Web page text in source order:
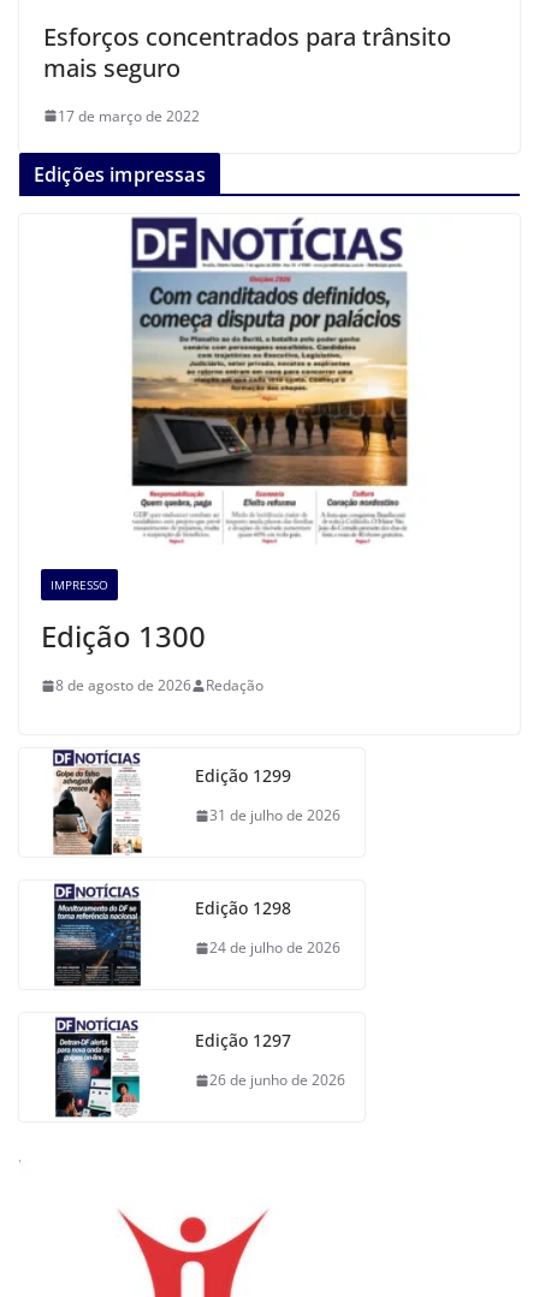
Esforços concentrados para trânsito
mais seguro
17 de março de 2022
Edições impressas
IMPRESSO
Edição 1300
8 de agosto de 2026 Redação
Edição 1299
31 de julho de 2026
Edição 1298
24 de julho de 2026
Edição 1297
26 de junho de 2026